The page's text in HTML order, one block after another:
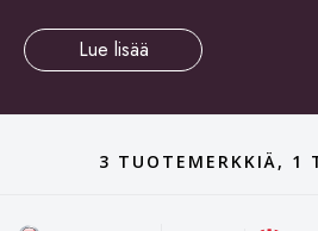
Lue lisää
3 TUOTEMERKKIÄ, 1